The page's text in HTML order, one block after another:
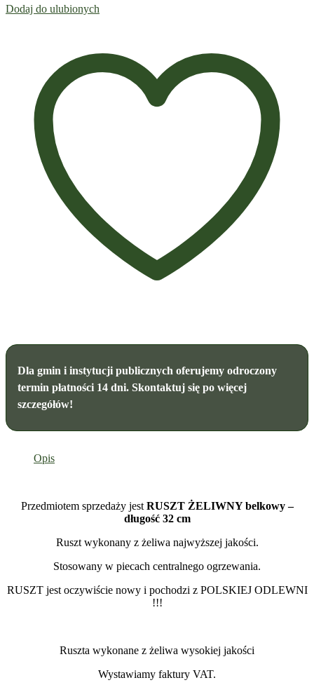
Dodaj do ulubionych
Dla gmin i instytucji publicznych oferujemy odroczony
termin płatności 14 dni. Skontaktuj się po więcej
szczegółów!
Opis
Przedmiotem sprzedaży jest RUSZT ŻELIWNY belkowy –
długość 32 cm
Ruszt wykonany z żeliwa najwyższej jakości.
Stosowany w piecach centralnego ogrzewania.
RUSZT jest oczywiście nowy i pochodzi z POLSKIEJ ODLEWNI
!!!
Ruszta wykonane z żeliwa wysokiej jakości
Wystawiamy faktury VAT.